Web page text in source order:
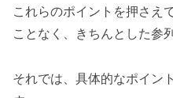
これらのポイントを押さえ
ことなく、きちんとした参
それでは、具体的なポイン